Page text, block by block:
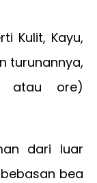
Kulit, Kayu,
turunannya,
atau ore)
dari luar
bea